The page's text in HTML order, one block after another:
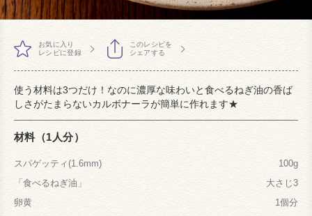
お気に入り
レシピに登録
このレシピを
シェアする
使う材料は3つだけ！なのに濃厚な味わいと食べるねぎ油の香ば
しさがたまらないカルボナーラが簡単に作れます★
材料（1人分）
スパゲッティ(1.6mm)
100g
「食べるねぎ油」
大さじ3
卵黄
1個分